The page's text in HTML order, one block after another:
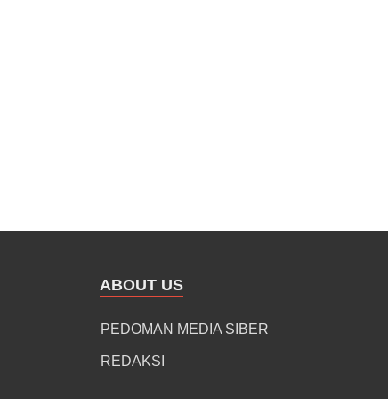
ABOUT US
PEDOMAN MEDIA SIBER
REDAKSI